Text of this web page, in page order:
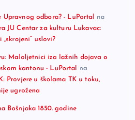
Upravnog odbora? - LuPortal
na
JU Centar za kulturu Lukavac:
uslovi?
Maloljetnici iza lažnih dojava o
kantonu - LuPortal
na
Provjere u školama TK u toku,
ugrožena
Bošnjaka 1850. godine